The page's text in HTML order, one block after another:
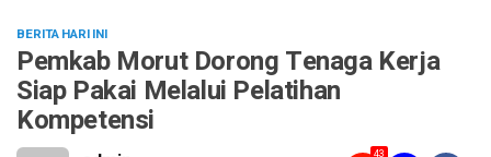
BERITA HARI INI
Pemkab Morut Dorong Tenaga Kerja
Siap Pakai Melalui Pelatihan
Kompetensi